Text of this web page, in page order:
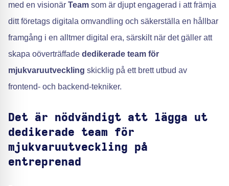
med en visionär Team som är djupt engagerad i att främja
ditt företags digitala omvandling och säkerställa en hållbar
framgång i en alltmer digital era, särskilt när det gäller att
skapa oöverträffade dedikerade team för
mjukvaruutveckling skicklig på ett brett utbud av
frontend- och backend-tekniker.
Det är nödvändigt att lägga ut
dedikerade team för
mjukvaruutveckling på
entreprenad